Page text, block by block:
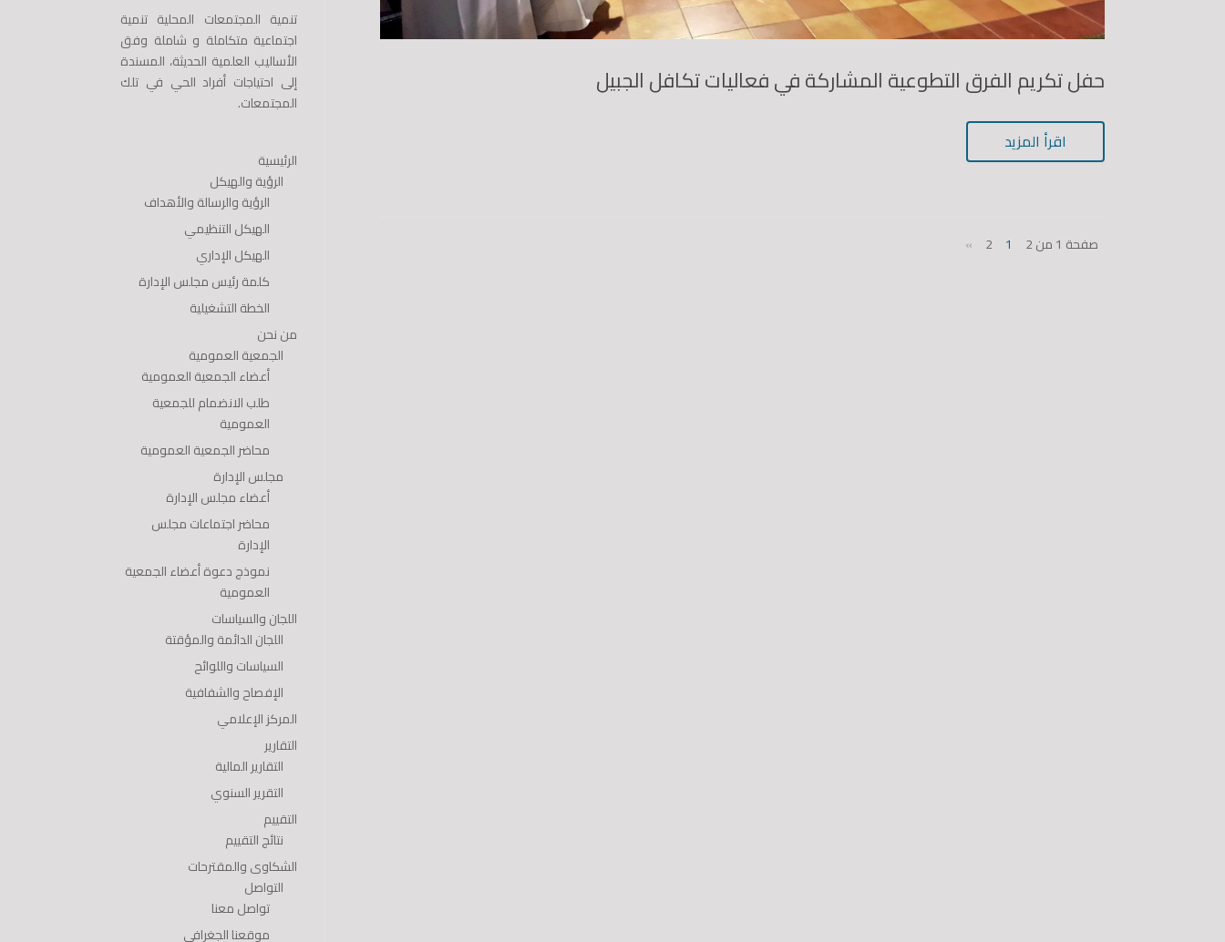
حفل تكريم الفرق التطوعية المشاركة في فعاليات تكافل الجبيل
اقرأ المزيد
صفحة 1 من 2 1
2
»
تنمية المجتمعات المحلية تنمية
اجتماعية متكاملة و شاملة وفق
الأساليب العلمية الحديثة، المسندة
إلى احتياجات أفراد الحي في تلك
المجتمعات.
الرئيسية
الرؤية والهيكل
الرؤية والرسالة والأهداف
الهيكل التنظيمي
الهيكل الإداري
كلمة رئيس مجلس الإدارة
الخطة التشغيلية
من نحن
الجمعية العمومية
أعضاء الجمعية العمومية
طلب الانضمام للجمعية
العمومية
محاضر الجمعية العمومية
مجلس الإدارة
أعضاء مجلس الإدارة
محاضر اجتماعات مجلس
الإدارة
نموذج دعوة أعضاء الجمعية
العمومية
اللجان والسياسات
اللجان الدائمة والمؤقتة
السياسات واللوائح
الإفصاح والشفافية
المركز الإعلامي
التقارير
التقارير المالية
التقرير السنوي
التقييم
نتائج التقييم
الشكاوى والمقترحات
التواصل
تواصل معنا
موقعنا الجغرافي